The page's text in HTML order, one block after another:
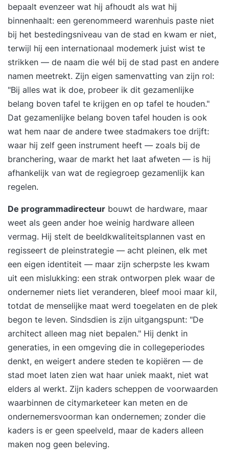
laat zien, vormt de basis voor je groei. Onze
trainers stellen zich kwetsbaar op, spiegelen jouw
gedrag en dagen je uit om dieper te kijken naar
wat er écht speelt. Voorbij jouw professionaliteit,
naar wie jij bent als mens: emotioneel, cognitief,
fysiek, en op het gebied van zingeving. Dat
maakt de gedragsverandering die je met deze
training bereikt écht duurzaam. De training
omvat een mix van theorie, informatie-
uitwisseling en praktijkoefeningen in een groep
van maximaal 12 deelnemers. In
communicatieoefeningen met andere
groepsleden ervaar je het effect van
verschillende gesprekstechnieken en sociale
boksworskhop en in de laatste module oefen je
met acteurs aan de hand van jouw casuïstiek op
nieuw gedrag. Module 1: Ik en mijn
communicatie De eerste module gaat in op de
basis van communicatie en interactie. Je leert dat
waarnemen vier niveaus heeft en oefent met een
model dat richting geeft aan hoe je
communiceert. Gesprekstechniek is ook
onderdeel van deze module. - Inzicht in de basis
van communicatie en interactie (4 niveaus:
mentaal, fysiek, emotioneel en
energetisch/spiritueel, zender & ontvanger,
interpretatie). - Je ontdekt hoe je overkomt op
anderen en hoe je communiceert. - Je ziet
verschil tussen je eigen aandeel en dat van de
ander. Module 2: Ik en jij in communicatie In
module twee duik je dieper in je eigen patronen
en leer je hoe dit jouw effectiviteit in gesprekken
bepaalt evenzeer wat hij afhoudt als wat hij
binnenhaalt: een gerenommeerd warenhuis paste niet
bij het bestedingsniveau van de stad en kwam er niet,
terwijl hij een internationaal modemerk juist wist te
strikken — de naam die wél bij de stad past en andere
namen meetrekt. Zijn eigen samenvatting van zijn rol:
"Bij alles wat ik doe, probeer ik dit gezamenlijke
belang boven tafel te krijgen en op tafel te houden."
Dat gezamenlijke belang boven tafel houden is ook
wat hem naar de andere twee stadmakers toe drijft:
waar hij zelf geen instrument heeft — zoals bij de
branchering, waar de markt het laat afweten — is hij
afhankelijk van wat de regiegroep gezamenlijk kan
regelen.
De programmadirecteur bouwt de hardware, maar
weet als geen ander hoe weinig hardware alleen
vermag. Hij stelt de beeldkwaliteitsplannen vast en
regisseert de pleinstrategie — acht pleinen, elk met
een eigen identiteit — maar zijn scherpste les kwam
uit een mislukking: een strak ontworpen plek waar de
ondernemer niets liet veranderen, bleef mooi maar kil,
totdat de menselijke maat werd toegelaten en de plek
begon te leven. Sindsdien is zijn uitgangspunt: "De
architect alleen mag niet bepalen." Hij denkt in
generaties, in een omgeving die in collegeperiodes
denkt, en weigert andere steden te kopiëren — de
stad moet laten zien wat haar uniek maakt, niet wat
elders al werkt. Zijn kaders scheppen de voorwaarden
waarbinnen de citymarketeer kan meten en de
ondernemersvoorman kan ondernemen; zonder die
kaders is er geen speelveld, maar de kaders alleen
maken nog geen beleving.